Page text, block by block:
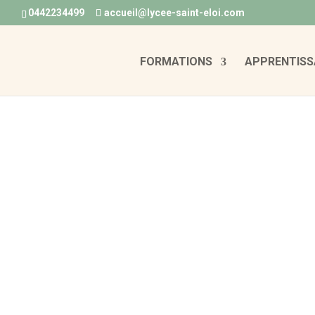
0442234499 accueil@lycee-saint-eloi.com
FORMATIONS